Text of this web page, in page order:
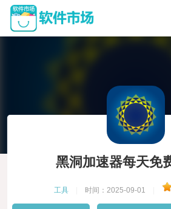
黑洞加速器每天免
工具 时间：2025-09-01